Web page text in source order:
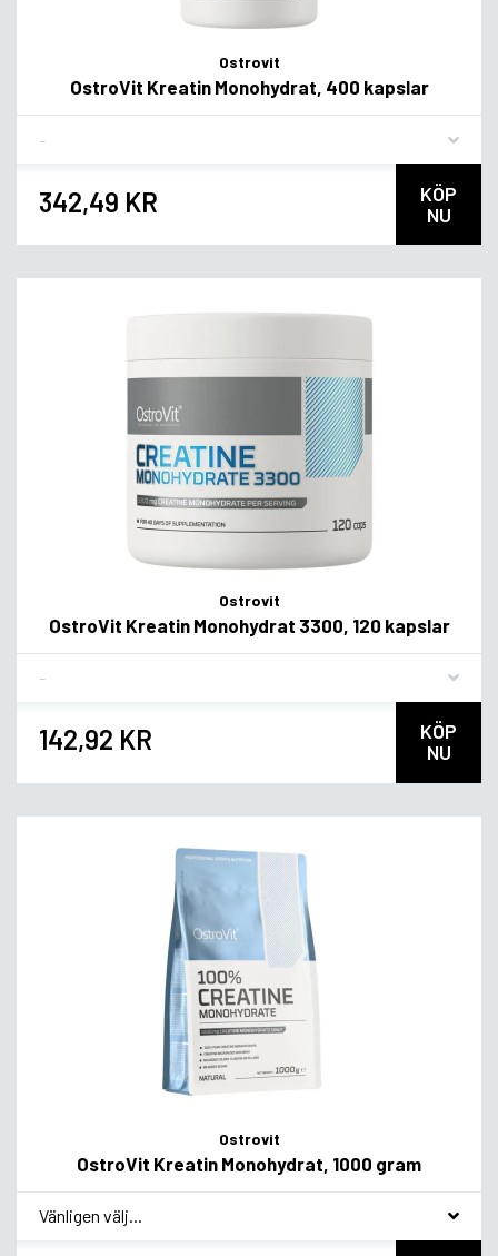
Ostrovit
OstroVit Kreatin Monohydrat, 400 kapslar
342,49 KR
KÖP
NU
Ostrovit
OstroVit Kreatin Monohydrat 3300, 120 kapslar
142,92 KR
KÖP
NU
Ostrovit
OstroVit Kreatin Monohydrat, 1000 gram
* Smakvariant